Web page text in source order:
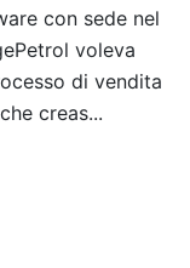
con sede nel
voleva
di vendita
creas...